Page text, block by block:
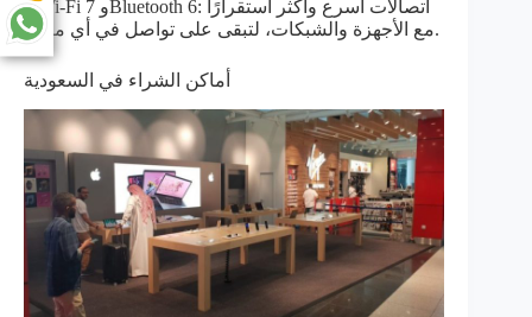
– Wi-Fi 7 وBluetooth 6: اتصالات أسرع وأكثر استقرارًا
مع الأجهزة والشبكات، لتبقى على تواصل في أي مكان.
أماكن الشراء في السعودية